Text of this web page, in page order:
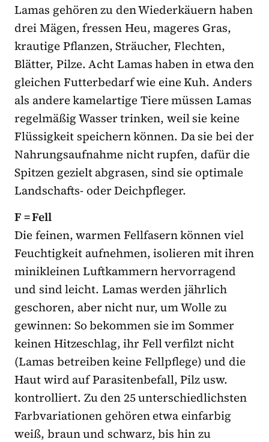
Lamas gehören zu den Wiederkäuern haben
drei Mägen, fressen Heu, mageres Gras,
krautige Pflanzen, Sträucher, Flechten,
Blätter, Pilze. Acht Lamas haben in etwa den
gleichen Futterbedarf wie eine Kuh. Anders
als andere kamelartige Tiere müssen Lamas
regelmäßig Wasser trinken, weil sie keine
Flüssigkeit speichern können. Da sie bei der
Nahrungsaufnahme nicht rupfen, dafür die
Spitzen gezielt abgrasen, sind sie optimale
Landschafts- oder Deichpfleger.
F = Fell
Die feinen, warmen Fellfasern können viel
Feuchtigkeit aufnehmen, isolieren mit ihren
minikleinen Luftkammern hervorragend
und sind leicht. Lamas werden jährlich
geschoren, aber nicht nur, um Wolle zu
gewinnen: So bekommen sie im Sommer
keinen Hitzeschlag, ihr Fell verfilzt nicht
(Lamas betreiben keine Fellpflege) und die
Haut wird auf Parasitenbefall, Pilz usw.
kontrolliert. Zu den 25 unterschiedlichsten
Farbvariationen gehören etwa einfarbig
weiß, braun und schwarz, bis hin zu